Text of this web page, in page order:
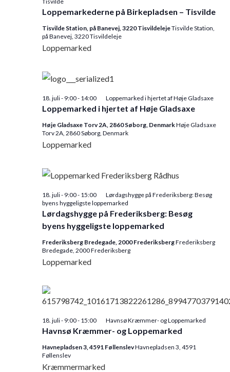
Loppemarkederne på Birkepladsen – Tisvilde
Tisvilde Station, på Banevej, 3220 TisvildelejeTisvilde Station,
på Banevej, 3220 Tisvildeleje
Loppemarked
Loppemarked i hjertet af Høje Gladsaxe
18. juli - 9:00- 14:00 Loppemarked i hjertet af Høje Gladsaxe
Høje Gladsaxe Torv 2A, 2860 Søborg, DenmarkHøje Gladsaxe
Torv 2A, 2860 Søborg, Denmark
Loppemarked
Lørdagshygge på Frederiksberg: Besøg
byens hyggeligste loppemarked
18. juli - 9:00- 15:00
Lørdagshygge på Frederiksberg: Besøg
byens hyggeligste loppemarked
Frederiksberg Bredegade, 2000 FrederiksbergFrederiksberg
Bredegade, 2000 Frederiksberg
Loppemarked
Havnsø Kræmmer- og Loppemarked
18. juli - 9:00- 15:00 Havnsø Kræmmer- og Loppemarked
Havnepladsen 3, 4591 FøllenslevHavnepladsen 3, 4591
Føllenslev
Kræmmermarked